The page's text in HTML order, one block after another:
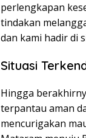
perlengkapan
tindakan
dan kami hadir di
Situasi
Hingga
terpantau aman
mencurigakan